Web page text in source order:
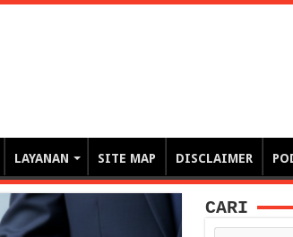
LAYANAN SITE MAP DISCLAIMER
CARI